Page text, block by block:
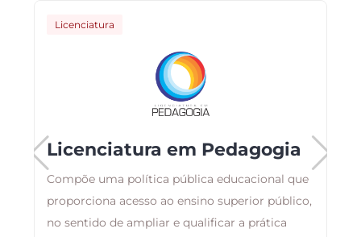
Licenciatura
Licenciatura em Pedagogia
Compõe uma política pública educacional que
proporciona acesso ao ensino superior público,
no sentido de ampliar e qualificar a prática